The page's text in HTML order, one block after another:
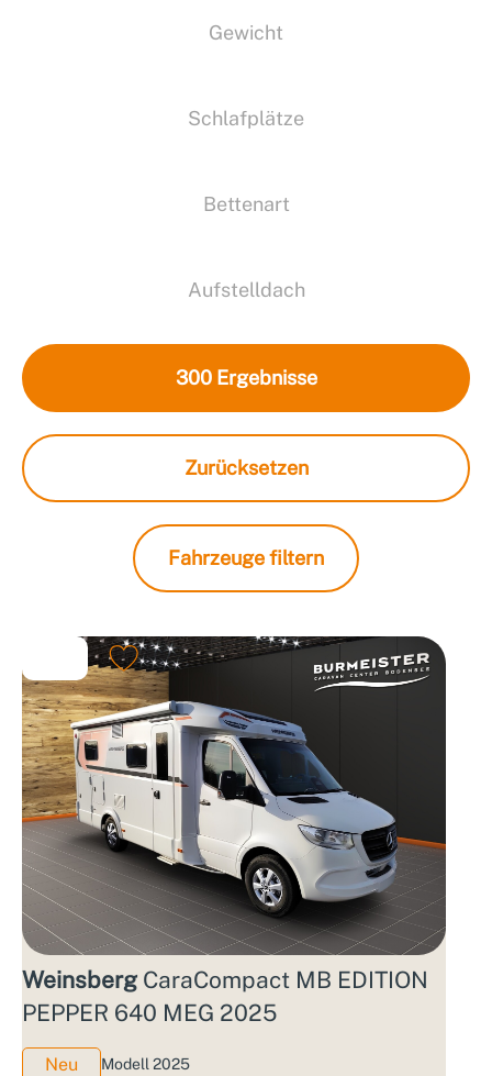
Gewicht
Schlafplätze
Bettenart
Aufstelldach
300 Ergebnisse
Zurücksetzen
Fahrzeuge filtern
Weinsberg CaraCompact MB EDITION
PEPPER 640 MEG 2025
Neu
Modell 2025